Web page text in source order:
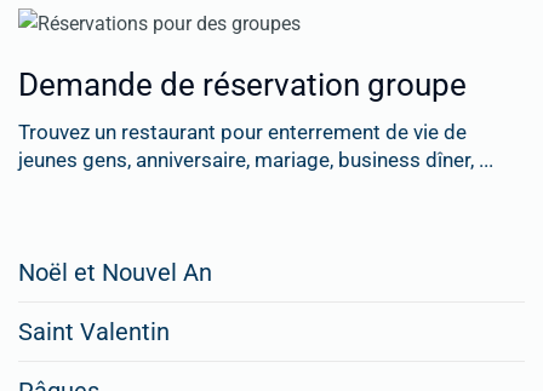
Demande de réservation groupe
Trouvez un restaurant pour enterrement de vie de
jeunes gens, anniversaire, mariage, business dîner, ...
Noël et Nouvel An
Saint Valentin